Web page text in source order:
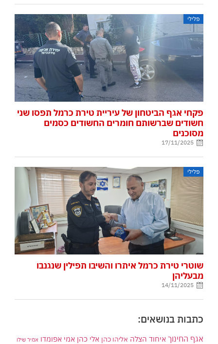
פלילי
פקחי אגף הביטחון של עיריית טירת כרמל תפסו שני
חשודים שברשותם חומרים החשודים כסמים
מסוכנים
17/11/2025
פלילי
שוטרי טירת כרמל איתרו והשיבו תפילין שנגנבו
מבעליהן
14/11/2025
כתבות בנושאים:
אגף החינוך איחוד הצלה אליהו כהן אלי כהן אמי אפומדו אמיר שילו